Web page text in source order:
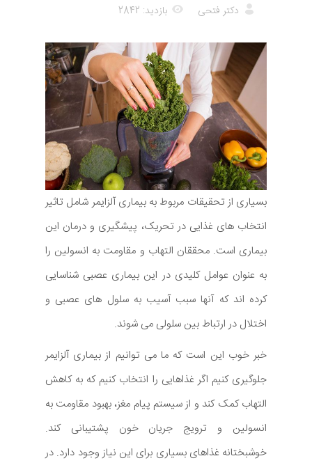
دکتر فتحی بازدید: 2842
بسیاری از تحقیقات مربوط به بیماری آلزایمر شامل تاثیر
انتخاب های غذایی در تحریک، پیشگیری و درمان این
بیماری است. محققان التهاب و مقاومت به انسولین را
به عنوان عوامل کلیدی در این بیماری عصبی شناسایی
کرده اند که آنها سبب آسیب به سلول های عصبی و
اختلال در ارتباط بین سلولی می شوند.
خبر خوب این است که ما می توانیم از بیماری آلزایمر
جلوگیری کنیم اگر غذاهایی را انتخاب کنیم که به کاهش
التهاب کمک کند و از سیستم پیام مغز، بهبود مقاومت به
انسولین و ترویج جریان خون پشتیبانی کند.
خوشبختانه غذاهای بسیاری برای این نیاز وجود دارد. در